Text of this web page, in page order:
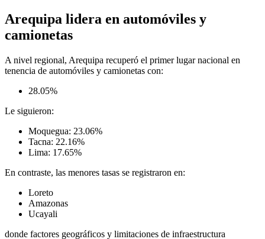
Arequipa lidera en automóviles y
camionetas
A nivel regional, Arequipa recuperó el primer lugar nacional en
tenencia de automóviles y camionetas con:
28.05%
Le siguieron:
Moquegua: 23.06%
Tacna: 22.16%
Lima: 17.65%
En contraste, las menores tasas se registraron en:
Loreto
Amazonas
Ucayali
donde factores geográficos y limitaciones de infraestructura